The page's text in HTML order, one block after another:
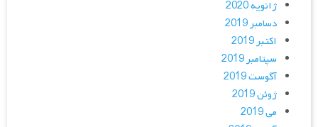
ژانویه 2020
دسامبر 2019
اکتبر 2019
سپتامبر 2019
آگوست 2019
ژوئن 2019
می 2019